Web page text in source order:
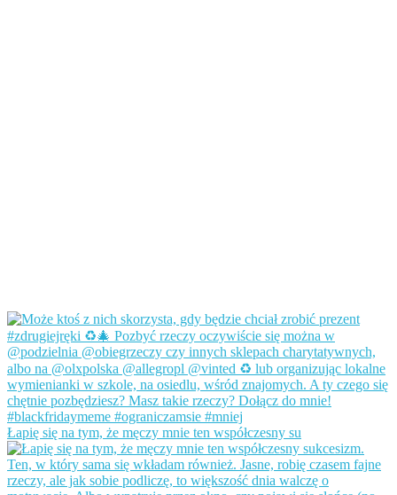
Łapię się na tym, że męczy mnie ten współczesny su